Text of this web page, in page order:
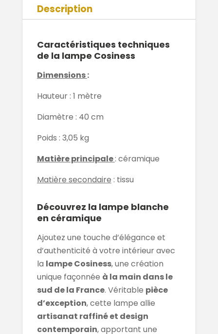
Description
Caractéristiques techniques
de la lampe Cosiness
Dimensions:
Hauteur : 1 mètre
Diamètre : 40 cm
Poids : 3,05 kg
Matière principale: céramique
Matière secondaire : tissu
Découvrez la lampe blanche
en céramique
Ajoutez une touche d’élégance et
d’authenticité à votre intérieur avec
la lampe Cosiness, une création
unique façonnée à la main dans le
sud de la France. Véritable pièce
d’exception, cette lampe allie
artisanat raffiné et design
contemporain, apportant une